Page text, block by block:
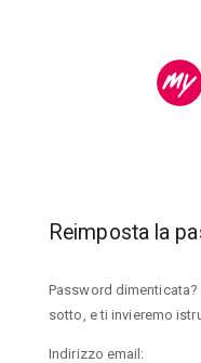
Reimposta la
Password
sotto, e ti invieremo
Indirizzo email: